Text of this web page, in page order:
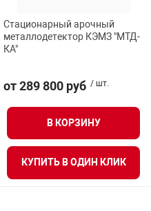
Стационарный арочный
металлодетектор КЭМЗ "МТД-
КА"
от 289 800 руб / шт.
В КОРЗИНУ
КУПИТЬ В ОДИН КЛИК